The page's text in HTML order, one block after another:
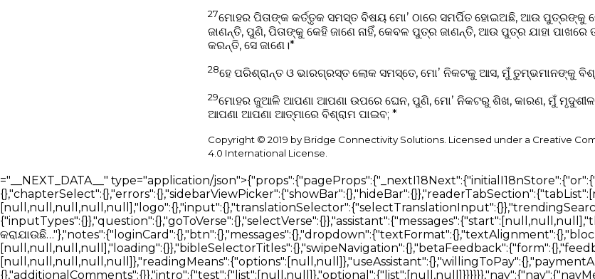
27ମୋହର ପିତାଙ୍କ କର୍ତ୍ତୃକ ସମସ୍ତ ବିଷୟ ମୋʼ ଠାରେ ସମର୍ପିତ ହୋଇଅଛି, ଆଉ ପୁତ୍ରଙ୍କୁ
ଜାଣନ୍ତି, ପୁଣି, ପିତାଙ୍କୁ କେହି ଜାଣେ ନାହିଁ, କେବଳ ପୁତ୍ର ଜାଣନ୍ତି, ଆଉ ପୁତ୍ର ଯାହା ପାଖରେ
କରନ୍ତି, ସେ ଜାଣେ।*
28ହେ ପରିଶ୍ରାନ୍ତ ଓ ଭାରଗ୍ରସ୍ତ ଲୋକ ସମସ୍ତେ, ମୋʼ ନିକଟକୁ ଆସ, ମୁଁ ତୁମ୍ଭମାନଙ୍କୁ
29ମୋହର ଜୁଆଳି ଆପଣା ଆପଣା ଉପରେ ଘେନ, ପୁଣି, ମୋʼ ନିକଟରୁ ଶିଖ, କାରଣ, ମୁଁ
ଆପଣା ଆପଣା ଆତ୍ମାରେ ବିଶ୍ରାମ ପାଇବ; *
Copyright © 2019 by Bridge Connectivity Solutions. Licensed under a Creative
4.0 International License.
="__NEXT_DATA__" type="application/json">{"props":{"pageProps":{"_nextI18Next":{"initialI18nStore":{"or":{"bible":{"page":{"head":{},"bibleReader":{"bookSelect":{},"chapterSelect":{},"errors":{},"sidebarViewPicker":{"showBar":{},"hideBar":{}},"readerTabSection":{"tabList":[null,null,null,null],"searchBlock":{"tabList":[null,null,null,null,null],"logo":{},"input":{},"translationSelector":{"selectTranslationInput":{}},"trendingSearch":{},"loading":{},"messages":{},"introCards":{"navigate":{"inputTypes":{}},"question":{},"goToVerse":{},"selectVerse":{}},"assistant":{"messages":{"start":[null,null,null],"thinking":[null,null,null,null]}},"answering":"ଉତ୍ତର ପ୍ରସ୍ତୁତ କରାଯାଉଛି…"},"notes":{"loginCard":{},"btn":{},"messages":{},"dropdown":{"textFormat":{},"textAlignment":{},"blockTypes":{}},"labels":{}}},"verseOverview":{"tabList":[null,null,null,null],"loading":{}},"bibleSelectorTitles":{},"swipeNavigation":{},"betaFeedback":{"form":{},"feedbackForm":{"experienceRating":{"options":[null,null,null,null,null]},"readingMeans":{"options":[null,null]},"useAssistant":{},"willingToPay":{},"paymentAmount":{},"isEasyToUse":{},"sidebarDistracting":{},"additionalComments":{}},"intro":{"test":{"list":[null,null]},"optional":{"list":[null,null]}}}}}},"nav":{"nav":{"navMenu":[{"id":2,"path":"/bible","icon":"bible"},{"id":1,"path":"/search","icon":"search"},{"id":6,"path":"/download","icon":"download"},{"id":5,"path":"/about","icon":"about"},{"id":5,"path":"/contact","icon":"contact"}],"footerMenu":[{"path":"/"},{"path":"/bible"},{"path":"/give"},{"path":"/technology"},{"path":"/blog"},{"path":"/about"},{"path":"/contact"},{"path":"/privacy-policy"},{"path":"/download"}]}},"common":{"components":{"bookDetailsOverlay":{"excerpt":{},"documentPage":{},"actions":{},"mediaPlayer":{}},"accessibility":{"accordion":{"titles":{}},"navigationPicker":{"arrows":{},"swipe":{}}},"searchBlock":{"logo":{},"input":{"filterHeadings":{},"filters":[{},{},{},{}],"languageFilters":[{},{}],"documents":{},"context":{"types":{}},"publisherSelector":{},"composer":{"menu":"Add","answerStyle":"Answer style","textOnly":"Text only","textOnlyHint":"Plain text answers without interactive cards","mixed":"Mixed","mixedHint":"Text and interactive cards when helpful","effort":{"label":"Answer depth","fast":"Fast","detailed":"Detailed"},"mixedDisabledHint":"Mixed is available in Detailed mode"}},"translationSelector":{"selectTranslationInput":{"placeholder":"ଅନୁବାଦ ଖୋଜନ୍ତୁ"}},"trendingSearch":{},"downloadButtons":{"minOS":{}}},"blogArticleList":{"ctaButton":{}},"timelineSection":{"timelineStatus":{},"ctaButton":{},"timeline":[{"complete":true},{"complete":false,"inProgress":true},{"complete":false},{"complete":false}]},"verseDetail":{"loading":{}},"resultsBlock":{"loading":{},"results":{"locations":{},"answers":{},"similarQuestions":{}},"searchMediaTabSection":{"tabList":[null,null,null,null],"notFound":{"articles":{},"books":{},"docs":{"subMessage":""},"av":{}}},"linkSharingDisabled":{},"errors":{}},"detailsSection":{"techDetails":[{"paragraph":[{},{},{},{}]}],"aboutDetails":[{"paragraph":[{},{},{}]},{"paragraph":[{},{}]}]},"betaSignUp":{"result":{},"buttons":{}},"sidebar":{"tabList":[null,null,null],"userHistoryList":{"introCards":[{}],"loginCard":{},"historyDates":[null,null]},"bookmarksList":{"introCards":[{}],"loginCard":{}}},"mediaCard":{"sources":"ಮೂಲಗಳು"},"userDetailsPopup":{"fontSize":{},"settingsTabs":{"profile":"ପ୍ରୋଫାଇଲ"},"notifications":{"topics":{"general_news":{},"new_features":{},"account_security":{}}},"profile":{"ageRangeLabel":"ବୟସ ପରିସୀମା","denominationLabel":"ସମ୍ପ୍ରଦାୟ","save":"ପ୍ରୋଫାଇଲ ସଂରକ୍ଷଣ କରନ୍ତୁ","signInHint":"ଆପଣଙ୍କ ପ୍ରୋଫାଇଲ ସଂରକ୍ଷଣ କରିବାକୁ ସାଇନ୍ ଇନ୍ କରନ୍ତୁ।","ageRanges":{"under_18":"୧୮ ବର୍ଷରୁ କମ୍","18_24":"୧୮–୨୪","25_34":"୨୫–୩୪","35_44":"୩୫–୪୪","45_54":"୪୫–୫୪","55_64":"୫୫–୬୪","65_plus":"୬୫+"},"denominations":{"non_denominational":"ଅ-ସମ୍ପ୍ରଦାୟିକ","catholic":"କାଥୋଲିକ","protestant":"ପ୍ରୋଟେଷ୍ଟାଣ୍ଟ","orthodox":"ଓର୍ଥୋଡକ୍ସ","anglican":"ଆଙ୍ଗ୍ଲିକାନ","baptist":"ବାପ୍ତିଷ୍ଟ","pentecostal":"ପେଣ୍ଟେକୋଷ୍ଟାଲ","other":"ଅନ୍ୟ","prefer_not_to_say":"କହିବାକୁ ଇଛା ନାହିଁ"}}},"modals":{"notifications":{"empty":{}},"notificationDetail":{},"login":{"providers":{},"placeholders":{},"message":{}},"accountDelete":{},"deleteHistoryItem":{},"deleteNoteItem":{},"deleteTranslation":{},"shareSearchHistory":{},"versionMismatch":{},"sessionExpired":{},"buttons":{"delete":{},"confirm":{},"submit":{}}},"connectivityToast":{},"cookieMessage":{"actions":{}},"seo":{"knowsAbout":[null,null,null,null,null,null,null,null],"faq":{"home":[{},{},{}],"bible":[{},{},{}]}},"chatThread":{"searching":"ପବିତ୍ର ଶାସ୍ତ୍ର ଖୋଜିବାରେ...","answering":"ଉତ୍ତର ଲିଖିତ ହେଉଛି...","placeholder":"ଏକ ପରବର୍ତ୍ତୀ ପ୍ରଶ୍ନ ପଚାରନ୍ତୁ…","send":"ପଠାଅ","actions":{"stop":"ରର୍ଥା","regenerate":"ପୁନର୍ଜାତ","copy":"ନକଲ","retry":"ପୁନରାବୃତ୍ତି"},"errors":{"generic":"କିଛି ଭୁଲ ହୋଇଛି। ଆପଣ ଏହି ପ୍ରଶ୍ନଟି ପୁନର୍ବାର ପ୍ରୟାସ କରିପାରିବେ।","sessionLost":"ଏହି କଥାବାତ୍ତା ସମୟ ସୀମା ପୂରଣ କରିବାରୁ ବଢିଗିଲି। ଦୟାକରି ପୁନର୍ବାର ପଚାରନ୍ତୁ।"}},"localeSwitcher":{"searchPlaceholder":"ଭାଷା ଖୋଜନ୍ତୁ"}}}},"en-US":{"bible":{"page":{"head":{"title":"Bible AI Bible reader with search, books, articles and voice","description":"Read the bible using AI and search books, study plans, articles using your voice"},"bibleReader":{"title":"Bible","bookSelect":{"placeholder":"Select Book"},"chapterSelect":{"placeholder":"Select Chapter"},"errors":{"chapterLoading":"Error loading chapter. Resolving...","offline":"You're offline. Download a Bible translation before going offline to read it here."},"sidebarViewPicker":{"heading":"Select a view","showBar":{"title":"Show Bar","description":"Always show"},"hideBar":{"title":"Hide Bar","description":"Only show when a verse is selected"}},"readerTabSection":{"tabList":["Search","Verses","Notes","Bookmarks"],"searchBlock":{"tabList":["Verses","Articles","Books","Docs","Media"],"heading":"Discover The Most Advanced Bible Search Engine","logo":{"title":"Bible AI Search Engine Logo"},"betaTag":"Beta","input":{"placeholder":"Ask Bible AI"},"translationSelector":{"title":"Translation","selectTranslationInput":{"placeholder":"Select Translation"}},"trendingSearch":{"title":"Explore Trending Searches"},"loading":{"articles":"Loading Articles","books":"Loading Books"},"answering":"Drafting answer…","messages":{"searchError":"An error occurred. Please try again"},"introCards":{"navigate":{"title":"Navigate the bible using {type}","text":"Go to Matthew 1","inputTypes":{"text":"text","voice":"your voice"}},"question":{"title":"Ask any question relevant to the Bible","text":"Who is Jesus and why did he die?"},"goToVerse":{"title":"Go directly to the verses","text":"Click on